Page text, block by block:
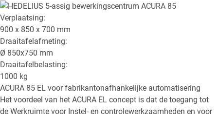
Verplaatsing:
900 x 850 x 700 mm
Draaitafelafmeting:
Ø 850x750 mm
Draaitafelbelasting:
1000 kg
ACURA 85 EL voor fabrikantonafhankelijke automatisering
Het voordeel van het ACURA EL concept is dat de toegang tot
de Werkruimte voor Instel- en controlewerkzaamheden en voor